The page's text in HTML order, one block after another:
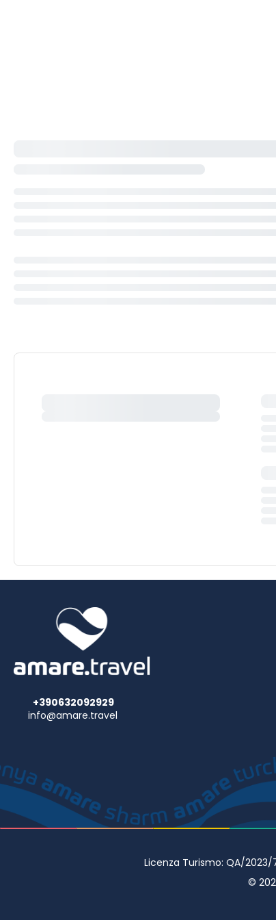
+390632092929
info@amare.travel
Licenza Turismo: QA/2023/
©